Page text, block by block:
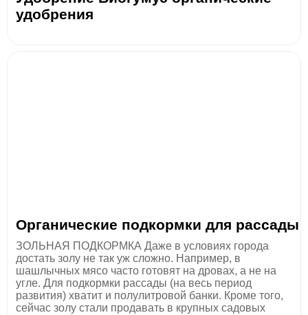
удобрения
Органические подкормки для рассады
ЗОЛЬНАЯ ПОДКОРМКА Даже в условиях города
достать золу не так уж сложно. Например, в
шашлычных мясо часто готовят на дровах, а не на
угле. Для подкормки рассады (на весь период
развития) хватит и полулитровой банки. Кроме того,
сейчас золу стали продавать в крупных садовых